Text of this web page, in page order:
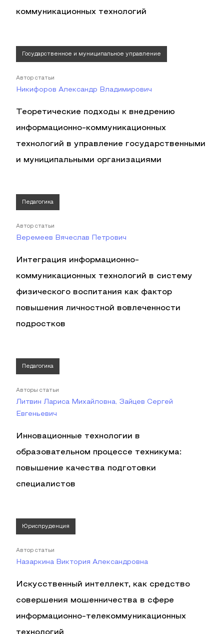
коммуникационных технологий
Государственное и муниципальное управление
Автор статьи
Никифоров Александр Владимирович
Теоретические подходы к внедрению
информационно-коммуникационных
технологий в управление государственными
и муниципальными организациями
Педагогика
Автор статьи
Веремеев Вячеслав Петрович
Интеграция информационно-
коммуникационных технологий в систему
физического воспитания как фактор
повышения личностной вовлеченности
подростков
Педагогика
Авторы статьи
Литвин Лариса Михайловна, Зайцев Сергей
Евгеньевич
Инновационные технологии в
образовательном процессе техникума:
повышение качества подготовки
специалистов
Юриспруденция
Автор статьи
Назаркина Виктория Александровна
Искусственный интеллект, как средство
совершения мошенничества в сфере
информационно-телекоммуникационных
технологий